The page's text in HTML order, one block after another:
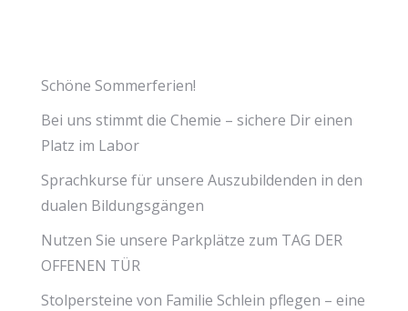
Schöne Sommerferien!
Bei uns stimmt die Chemie – sichere Dir einen
Platz im Labor
Sprachkurse für unsere Auszubildenden in den
dualen Bildungsgängen
Nutzen Sie unsere Parkplätze zum TAG DER
OFFENEN TÜR
Stolpersteine von Familie Schlein pflegen – eine